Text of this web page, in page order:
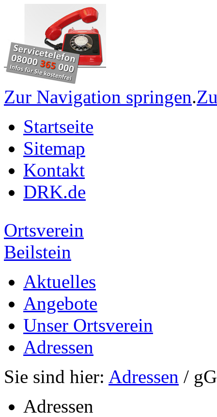
Zur Navigation springen.
Startseite
Sitemap
Kontakt
DRK.de
Ortsverein
Beilstein
Aktuelles
Angebote
Unser Ortsverein
Adressen
Sie sind hier: Adressen /
Adressen